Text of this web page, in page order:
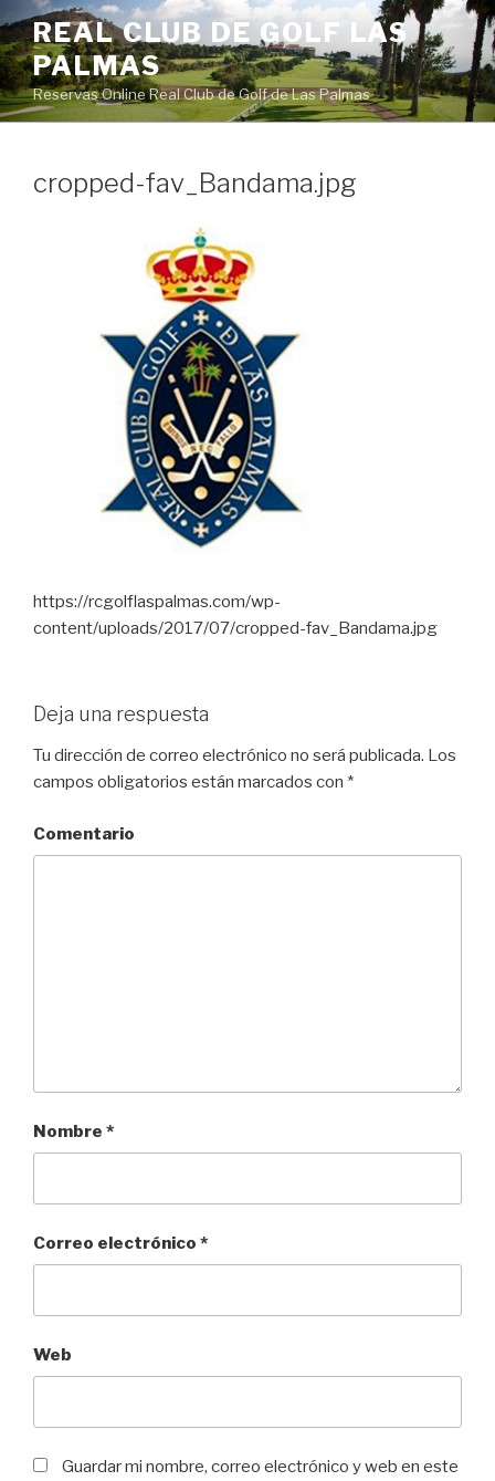
Saltar
al
contenido
REAL CLUB DE GOLF LAS
PALMAS
Reservas Online Real Club de Golf de Las Palmas
cropped-fav_Bandama.jpg
https://rcgolflaspalmas.com/wp-
content/uploads/2017/07/cropped-fav_Bandama.jpg
Deja una respuesta
Tu dirección de correo electrónico no será publicada. Los
campos obligatorios están marcados con *
Comentario
Nombre *
Correo electrónico *
Web
Guardar mi nombre, correo electrónico y web en este